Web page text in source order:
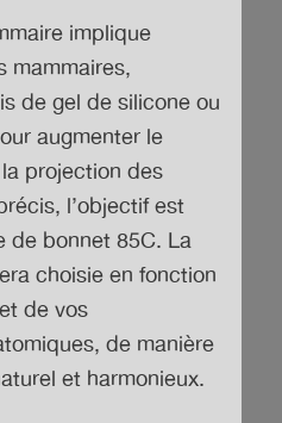
implique
mammaires,
de gel de silicone ou
augmenter le
projection des
l’objectif est
de bonnet 85C. La
choisie en fonction
de vos
de manière
et harmonieux.